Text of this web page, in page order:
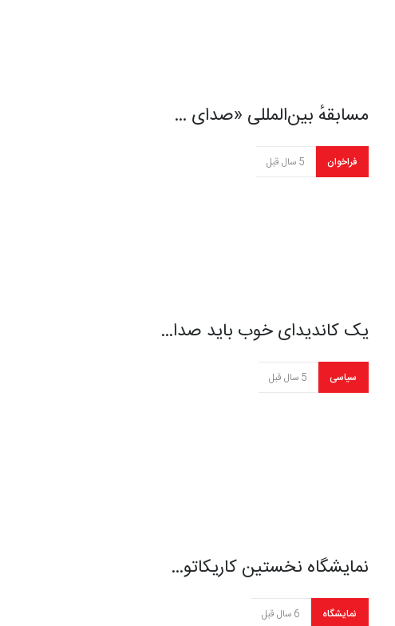
مسابقهٔ بین‌المللی «صدای …
فراخوان 5 سال قبل
یک کاندیدای خوب باید صدا…
سیاسی 5 سال قبل
نمایشگاه نخستین کاریکاتو…
نمایشگاه 6 سال قبل